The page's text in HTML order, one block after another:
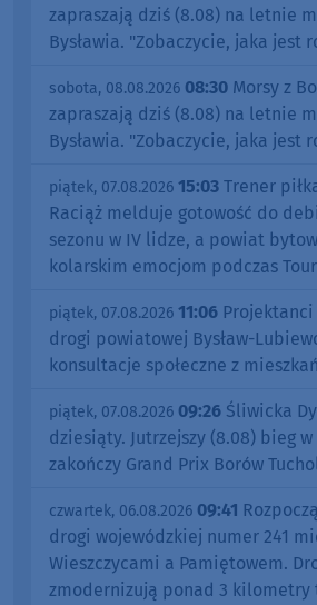
zapraszają dziś (8.08) na letnie
Bysławia. "Zobaczycie, jaka jest
sobota, 08.08.2026 08:30 Morsy z
zapraszają dziś (8.08) na letnie
Bysławia. "Zobaczycie, jaka jest
piątek, 07.08.2026 15:03 Trener
Raciąż melduje gotowość do
sezonu w IV lidze, a powiat
kolarskim emocjom podczas
piątek, 07.08.2026 11:06
drogi powiatowej Bysław-
konsultacje społeczne z
piątek, 07.08.2026 09:26 Śliwicka
dziesiąty. Jutrzejszy (8.08) bieg
zakończy Grand Prix Borów
czwartek, 06.08.2026 09:41
drogi wojewódzkiej numer 241
Wieszczycami a Pamiętowem.
zmodernizują ponad 3 kilometry